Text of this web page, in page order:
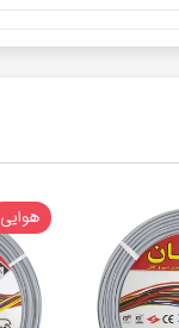
هوایی